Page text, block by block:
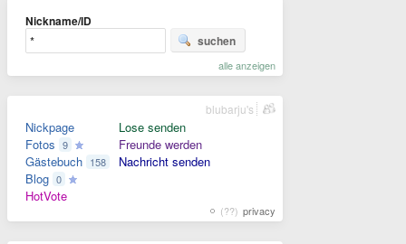
Nickname/ID
suchen
alle anzeigen
Nickpage
Fotos 9
Gästebuch 158
Blog 0
HotVote
Lose senden
Freunde werden
Nachricht senden
(??) privacy
blubarju's